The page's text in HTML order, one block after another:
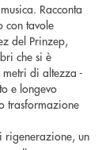
Racconta
con tavole
del Prinzep,
che si è
di altezza -
e longevo
trasformazione
rigenerazione, un